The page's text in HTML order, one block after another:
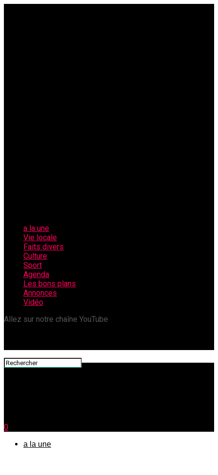
a la une
Vie locale
Faits divers
Culture
Sport
Agenda
Les bons plans
Annonces
Vidéo
Allez sur notre chaîne YouTube
0
a la une